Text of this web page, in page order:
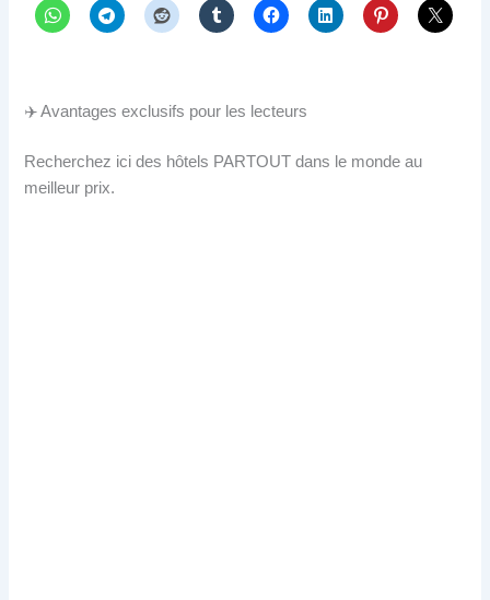
✈️ Avantages exclusifs pour les lecteurs
Recherchez ici des hôtels PARTOUT dans le monde au
meilleur prix.